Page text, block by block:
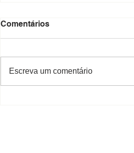
Comentários
Escreva um comentário